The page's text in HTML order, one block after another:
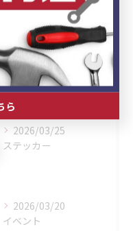
2026/04/30
GWガレージセール
2026/03/25
ステッカー
2026/03/20
イベント
ら
ら